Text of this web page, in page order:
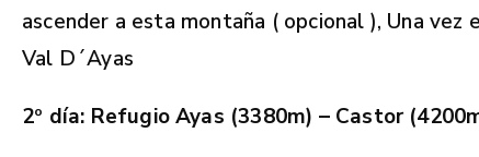
ascender a esta montaña ( opcional ), Una
Val D´Ayas
2º día: Refugio Ayas (3380m) – Castor